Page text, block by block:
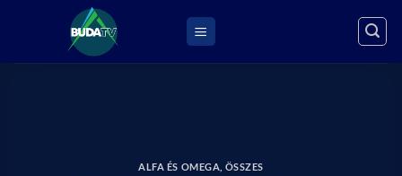
ALFA ÉS OMEGA ÖSSZES